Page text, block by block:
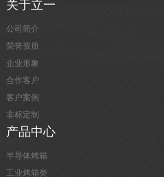
关于立一
公司简介
荣誉资质
企业形象
合作客户
客户案例
非标定制
产品中心
半导体烤箱
工业烤箱类